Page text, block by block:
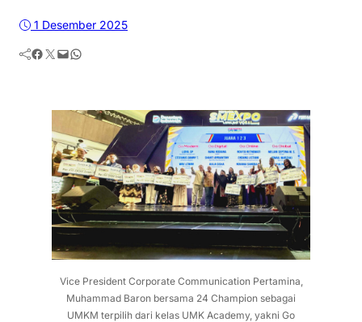
1 Desember 2025
Facebook Twitter Mail WhatsApp
Vice President Corporate Communication Pertamina,
Muhammad Baron bersama 24 Champion sebagai
UMKM terpilih dari kelas UMK Academy, yakni Go